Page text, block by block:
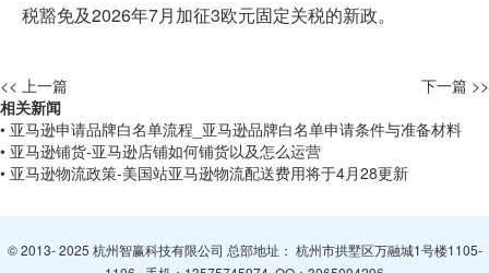
税豁免及2026年7月加征3欧元固定关税的新政。
<< 上一篇
下一篇 >>
相关新闻
• 亚马逊申请品牌白名单流程_亚马逊品牌白名单申请条件与准备材料
• 亚马逊铺货-亚马逊店铺如何铺货以及怎么运营
• 亚马逊物流政策-美国站亚马逊物流配送费用将于4月28更新
© 2013- 2025 杭州智赢科技有限公司 总部地址： 杭州市拱墅区万融城1号楼1105-